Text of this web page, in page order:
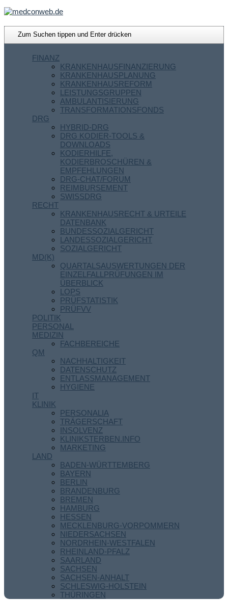
FINANZ
KRANKENHAUSFINANZIERUNG
KRANKENHAUSPLANUNG
KRANKENHAUSREFORM
LEISTUNGSGRUPPEN
AMBULANTISIERUNG
TRANSFORMATIONSFONDS
DRG
HYBRID-DRG
DRG KODIER-TOOLS &
DOWNLOADS
KODIERHILFE,
KODIERBROSCHÜREN &
EMPFEHLUNGEN
DRG-CHAT/FORUM
REIMBURSEMENT
SWISSDRG
RECHT
KRANKENHAUSRECHT & URTEILE
DATENBANK
BUNDESSOZIALGERICHT
LANDESSOZIALGERICHT
SOZIALGERICHT
MD(K)
QUARTALSAUSWERTUNGEN DER
EINZELFALLPRÜFUNGEN IM
ÜBERBLICK
LOPS
PRÜFSTATISTIK
PRÜFVV
POLITIK
PERSONAL
MEDIZIN
FACHBEREICHE
QM
NACHHALTIGKEIT
DATENSCHUTZ
ENTLASSMANAGEMENT
HYGIENE
IT
KLINIK
PERSONALIA
TRÄGERSCHAFT
INSOLVENZ
KLINIKSTERBEN.INFO
MARKETING
LAND
BADEN-WÜRTTEMBERG
BAYERN
BERLIN
BRANDENBURG
BREMEN
HAMBURG
HESSEN
MECKLENBURG-VORPOMMERN
NIEDERSACHSEN
NORDRHEIN-WESTFALEN
RHEINLAND-PFALZ
SAARLAND
SACHSEN
SACHSEN-ANHALT
SCHLESWIG-HOLSTEIN
THÜRINGEN